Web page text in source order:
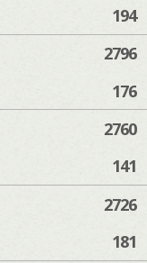
194
2796
176
2760
141
2726
181